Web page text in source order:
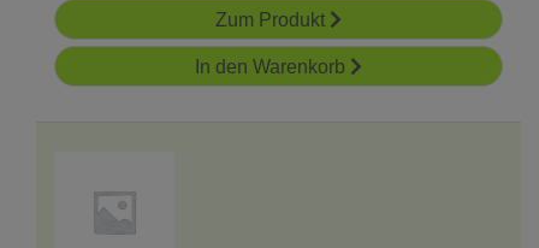
Zum Produkt
In den Warenkorb